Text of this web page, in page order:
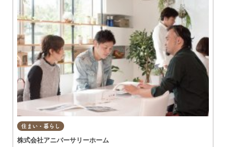
住まい・暮らし
株式会社アニバーサリーホーム